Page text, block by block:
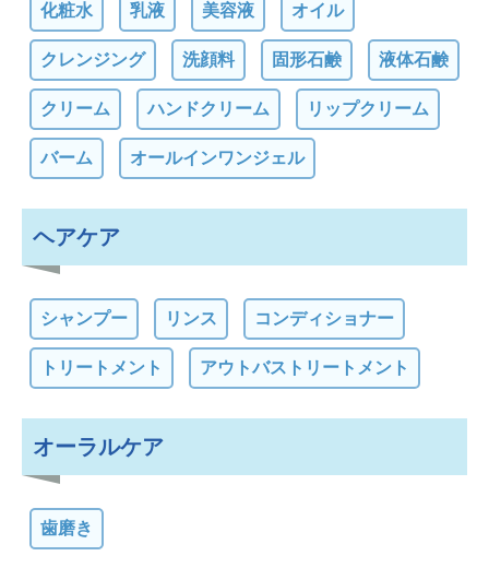
化粧水 乳液 美容液 オイル
クレンジング 洗顔料 固形石鹸 液体石鹸
クリーム ハンドクリーム リップクリーム
バーム オールインワンジェル
ヘアケア
シャンプー リンス コンディショナー
トリートメント アウトバストリートメント
オーラルケア
歯磨き